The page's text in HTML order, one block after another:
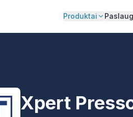
Produktai
Xpert